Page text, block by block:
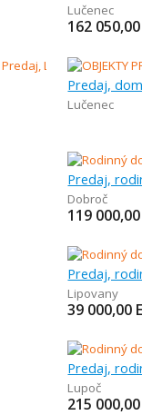
Lučenec
162 050,00
Predaj,
Lučenec
Predaj,
Dobroč
119 000,00
Predaj,
Lipovany
39 000,00
Predaj,
Lupoč
215 000,00